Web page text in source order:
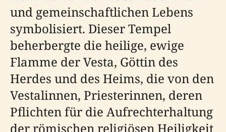
und gemeinschaftlichen Lebens
symbolisiert. Dieser Tempel
beherbergte die heilige, ewige
Flamme der Vesta, Göttin des
Herdes und des Heims, die von den
Vestalinnen, Priesterinnen, deren
Pflichten für die Aufrechterhaltung
der römischen religiösen Heiligkeit